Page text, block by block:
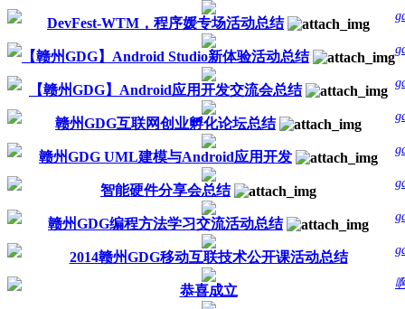
DevFest-WTM，程序媛专场活动总结
【赣州GDG】Android Studio新体验活动总结
【赣州GDG】Android应用开发交流会总结
赣州GDG互联网创业孵化论坛总结
赣州GDG UML建模与Android应用开发
智能硬件分享会总结
赣州GDG编程方法学习交流活动总结
2014赣州GDG移动互联技术公开课活动总结
恭喜成立